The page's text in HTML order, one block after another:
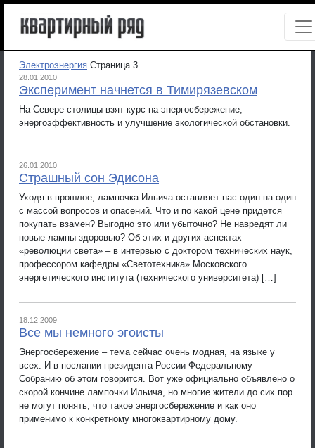
Электроэнергия Страница 3
28.01.2010
Эксперимент начнется в Тимирязевском
На Севере столицы взят курс на энергосбережение,
энергоэффективность и улучшение экологической обстановки.
26.01.2010
Страшный сон Эдисона
Уходя в прошлое, лампочка Ильича оставляет нас один на один
с массой вопросов и опасений. Что и по какой цене придется
покупать взамен? Выгодно это или убыточно? Не навредят ли
новые лампы здоровью? Об этих и других аспектах
«революции света» – в интервью с доктором технических наук,
профессором кафедры «Светотехника» Московского
энергетического института (технического университета) […]
18.12.2009
Все мы немного эгоисты
Энергосбережение – тема сейчас очень модная, на языке у
всех. И в послании президента России Федеральному
Собранию об этом говорится. Вот уже официально объявлено о
скорой кончине лампочки Ильича, но многие жители до сих пор
не могут понять, что такое энергосбережение и как оно
применимо к конкретному многоквартирному дому.